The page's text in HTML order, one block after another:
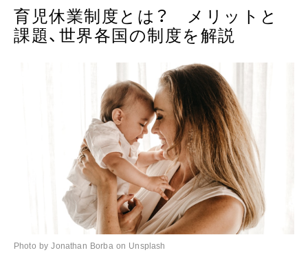
育児休業制度とは？ メリットと
課題、世界各国の制度を解説
Photo by Jonathan Borba on Unsplash